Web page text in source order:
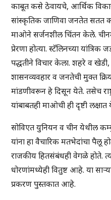
काबूत कसे ठेवायचे, आर्थिक
सांस्कृतिक जाणिवा जनतेत सतत
माओने सर्जनशील चिंतन केले.
प्रेरणा होत्या. स्टॅलिनच्या यांत्रिक
पद्धतीने विचार केला. शहरे व
शासनव्यवहार व जनतेची मुक्त
मांडणीवरून हे दिसून येते. तसेच
यांबाबतही माओची ही दृष्टी लक्षात
सोविएत युनियन व चीन येथील
यांना हा वैचारिक मतभेदांचा पैलू
राजकीय हितसंबंधही वेगळे होते.
धोरणांमध्येही वितुष्ट आहे. या
प्रकरण पुस्तकात आहे.